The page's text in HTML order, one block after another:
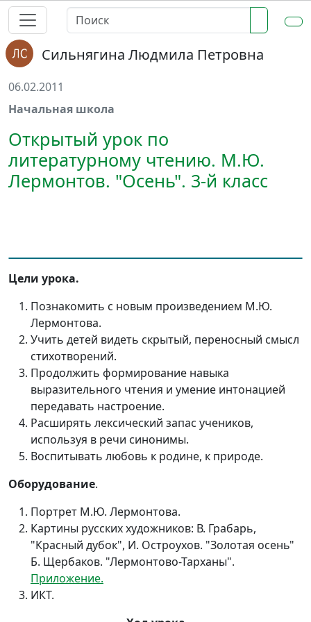
Сильнягина Людмила Петровна
06.02.2011
Начальная школа
Открытый урок по
литературному чтению. М.Ю.
Лермонтов. "Осень". 3-й класс
Цели урока.
Познакомить с новым произведением М.Ю.
Лермонтова.
Учить детей видеть скрытый, переносный смысл
стихотворений.
Продолжить формирование навыка
выразительного чтения и умение интонацией
передавать настроение.
Расширять лексический запас учеников,
используя в речи синонимы.
Воспитывать любовь к родине, к природе.
Оборудование.
Портрет М.Ю. Лермонтова.
Картины русских художников: В. Грабарь,
"Красный дубок", И. Остроухов. "Золотая осень"
Б. Щербаков. "Лермонтово-Тарханы".
Приложение.
ИКТ.